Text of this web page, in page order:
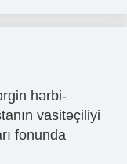
hərbi-
vasitəçiliyi
fonunda